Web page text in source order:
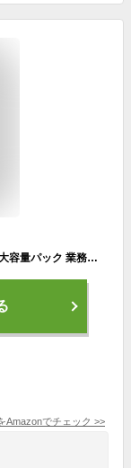
カルビー じゃがりこサラダbits 36個セット 576g 大容量パック 業務用 たべキリンパック
Amazonでチェック >>